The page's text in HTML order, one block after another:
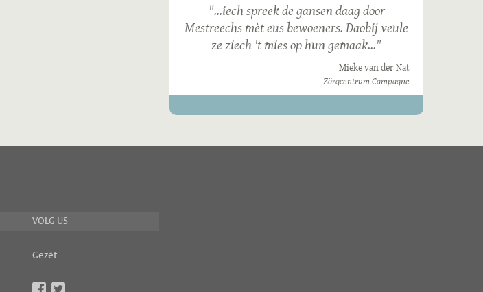
"...iech spreek de gansen daag door
Mestreechs mèt eus bewoeners. Daobij veule
ze ziech 't mies op hun gemaak..."
Mieke van der Nat
Zörgcentrum Campagne
VOLG US
Gezèt